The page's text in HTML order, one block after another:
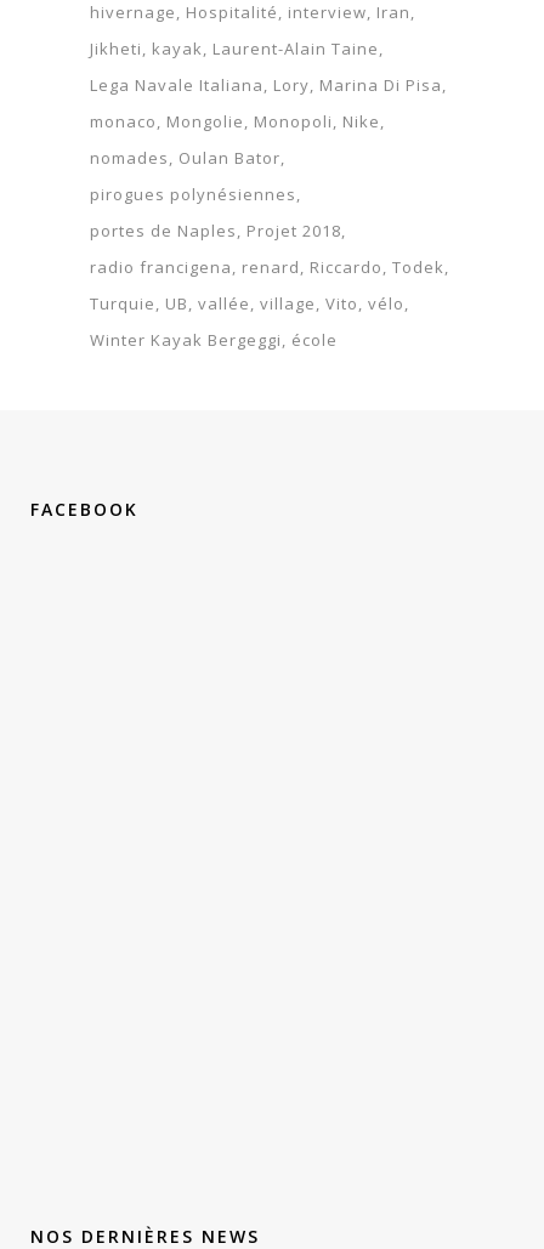
hivernage Hospitalité interview Iran
Jikheti
kayak
Laurent-Alain Taine
Lega Navale Italiana
Lory Marina Di Pisa
monaco
Mongolie Monopoli
Nike
nomades
Oulan Bator
pirogues polynésiennes
portes de Naples
Projet 2018
radio francigena
renard Riccardo Todek
Turquie
UB vallée village Vito vélo
Winter Kayak Bergeggi
école
FACEBOOK
NOS DERNIÈRES NEWS